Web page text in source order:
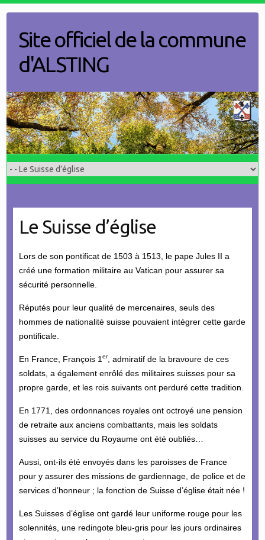
contentSite officiel de la commune
d'ALSTING
Le Suisse d’église
Lors de son pontificat de 1503 à 1513, le pape Jules II a
créé une formation militaire au Vatican pour assurer sa
sécurité personnelle.
Réputés pour leur qualité de mercenaires, seuls des
hommes de nationalité suisse pouvaient intégrer cette garde
pontificale.
En France, François 1 er, admiratif de la bravoure de ces
soldats, a également enrôlé des militaires suisses pour sa
propre garde, et les rois suivants ont perduré cette tradition.
En 1771, des ordonnances royales ont octroyé une pension
de retraite aux anciens combattants, mais les soldats
suisses au service du Royaume ont été oubliés…
Aussi, ont-ils été envoyés dans les paroisses de France
pour y assurer des missions de gardiennage, de police et de
services d’honneur ; la fonction de Suisse d’église était née !
Les Suisses d’église ont gardé leur uniforme rouge pour les
solennités, une redingote bleu-gris pour les jours ordinaires